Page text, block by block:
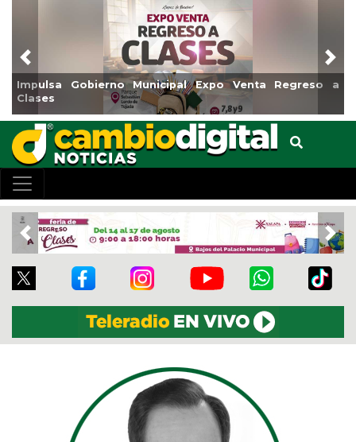
Impulsa Gobierno Municipal Expo Venta Regreso a
Clases
Previous
Previous